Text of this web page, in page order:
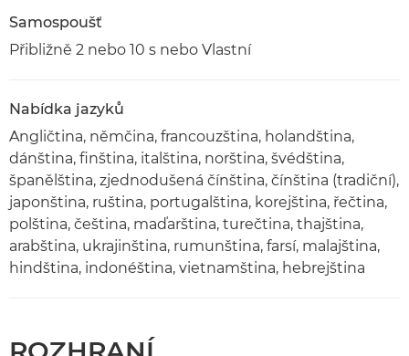
Samospoušť
Přibližně 2 nebo 10 s nebo Vlastní
Nabídka jazyků
Angličtina, němčina, francouzština, holandština,
dánština, finština, italština, norština, švédština,
španělština, zjednodušená čínština, čínština (tradiční),
japonština, ruština, portugalština, korejština, řečtina,
polština, čeština, maďarština, turečtina, thajština,
arabština, ukrajinština, rumunština, farsí, malajština,
hindština, indonéština, vietnamština, hebrejština